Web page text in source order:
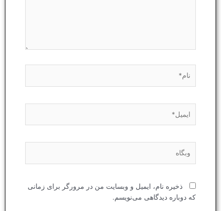
ذخیره نام، ایمیل و وبسایت من در مرورگر برای زمانی
که دوباره دیدگاهی می‌نویسم.